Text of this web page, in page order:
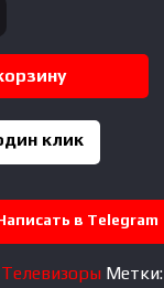
клик
в Telegram
Телевизоры Метки: